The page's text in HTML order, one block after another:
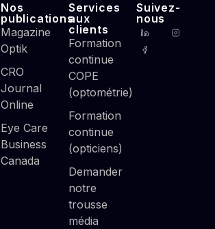
Nos
publications
Magazine
Optik
CRO
Journal
Online
Eye Care
Business
Canada
Services
aux
clients
Formation
continue
COPE
(optométrie)
Formation
continue
(opticiens)
Demander
notre
trousse
média
Suivez-
nous